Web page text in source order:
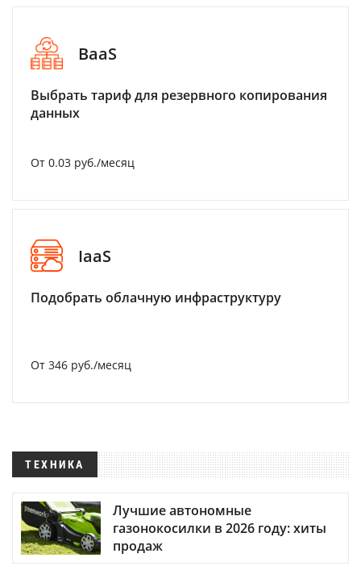
BaaS
Выбрать тариф для резервного копирования
данных
От 0.03 руб./месяц
IaaS
Подобрать облачную инфраструктуру
От 346 руб./месяц
ТЕХНИКА
Лучшие автономные
газонокосилки в 2026 году: хиты
продаж